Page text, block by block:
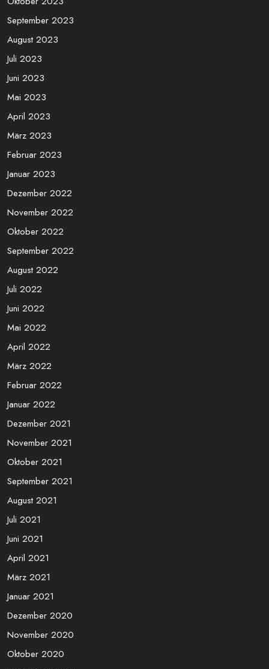
September 2023
August 2023
Juli 2023
Juni 2023
Mai 2023
April 2023
März 2023
Februar 2023
Januar 2023
Dezember 2022
November 2022
Oktober 2022
September 2022
August 2022
Juli 2022
Juni 2022
Mai 2022
April 2022
März 2022
Februar 2022
Januar 2022
Dezember 2021
November 2021
Oktober 2021
September 2021
August 2021
Juli 2021
Juni 2021
April 2021
März 2021
Januar 2021
Dezember 2020
November 2020
Oktober 2020